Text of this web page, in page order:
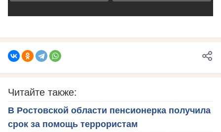
Читайте также:
В Ростовской области пенсионерка получила
срок за помощь террористам